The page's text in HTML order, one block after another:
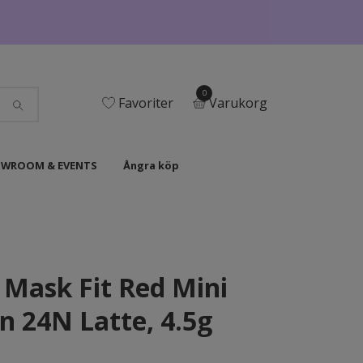
Favoriter
0
Varukorg
& EVENTS Ångra köp
Mask Fit Red Mini
24N Latte, 4.5g